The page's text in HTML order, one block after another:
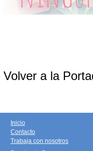
Volver a la
Inicio
Contacto
Trabaja con nosotros